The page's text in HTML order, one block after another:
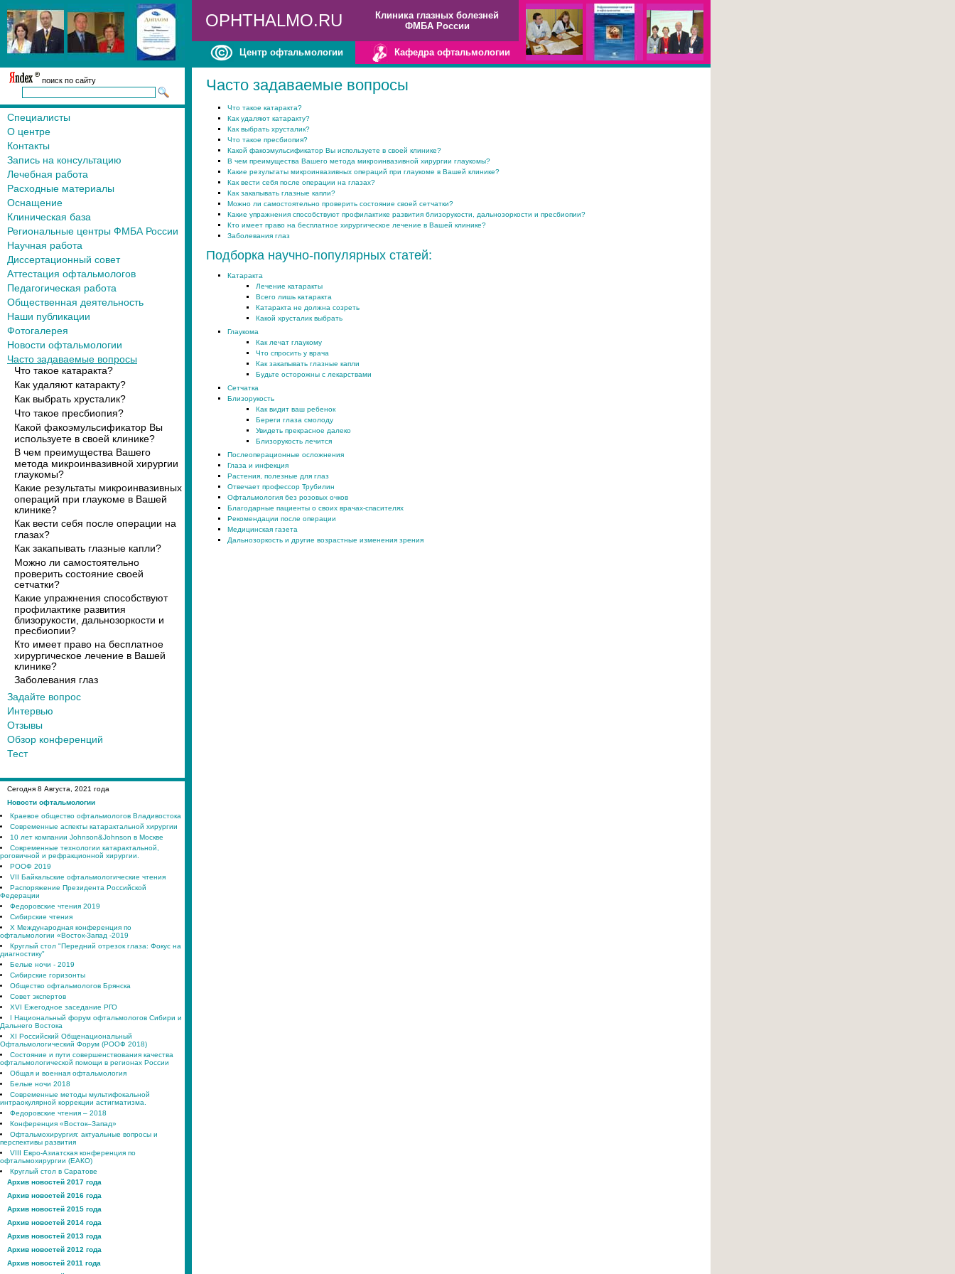
OPHTHALMO.RU
Клиника глазных болезней
ФМБА России
Центр офтальмологии Кафедра офтальмологии
поиск по сайту
Специалисты
О центре
Контакты
Запись на консультацию
Лечебная работа
Расходные материалы
Оснащение
Клиническая база
Региональные центры ФМБА России
Научная работа
Диссертационный совет
Аттестация офтальмологов
Педагогическая работа
Общественная деятельность
Наши публикации
Фотогалерея
Новости офтальмологии
Часто задаваемые вопросы
Что такое катаракта?
Как удаляют катаракту?
Как выбрать хрусталик?
Что такое пресбиопия?
Какой факоэмульсификатор Вы
используете в своей клинике?
В чем преимущества Вашего
метода микроинвазивной хирургии
глаукомы?
Какие результаты микроинвазивных
операций при глаукоме в Вашей
клинике?
Как вести себя после операции на
глазах?
Как закапывать глазные капли?
Можно ли самостоятельно
проверить состояние своей
сетчатки?
Какие упражнения способствуют
профилактике развития
близорукости, дальнозоркости и
пресбиопии?
Кто имеет право на бесплатное
хирургическое лечение в Вашей
клинике?
Заболевания глаз
Задайте вопрос
Интервью
Отзывы
Обзор конференций
Тест
Сегодня 8 Августа, 2021 года
Новости офтальмологии
Краевое общество офтальмологов Владивостока
Современные аспекты катарактальной хирургии
10 лет компании Johnson&Johnson в Москве
Современные технологии катарактальной,
роговичной и рефракционной хирургии.
РООФ 2019
VII Байкальские офтальмологические чтения
Распоряжение Президента Российской
Федерации
Федоровские чтения 2019
Сибирские чтения
X Международная конференция по
офтальмологии «Восток-Запад -2019
Круглый стол "Передний отрезок глаза: Фокус на
диагностику"
Белые ночи - 2019
Сибирские горизонты
Общество офтальмологов Брянска
Совет экспертов
XVI Ежегодное заседание РГО
I Национальный форум офтальмологов Сибири и
Дальнего Востока
XI Российский Общенациональный
Офтальмологический Форум (РООФ 2018)
Состояние и пути совершенствования качества
офтальмологической помощи в регионах России
Общая и военная офтальмология
Белые ночи 2018
Современные методы мультифокальной
интраокулярной коррекции астигматизма.
Федоровские чтения – 2018
Конференция «Восток–Запад»
Офтальмохирургия: актуальные вопросы и
перспективы развития
VIII Евро-Азиатская конференция по
офтальмохирургии (ЕАКО)
Круглый стол в Саратове
Архив новостей 2017 года
Архив новостей 2016 года
Архив новостей 2015 года
Архив новостей 2014 года
Архив новостей 2013 года
Архив новостей 2012 года
Архив новостей 2011 года
Часто задаваемые вопросы
Что такое катаракта?
Как удаляют катаракту?
Как выбрать хрусталик?
Что такое пресбиопия?
Какой факоэмульсификатор Вы используете в своей клинике?
В чем преимущества Вашего метода микроинвазивной хирургии глаукомы?
Какие результаты микроинвазивных операций при глаукоме в Вашей клинике?
Как вести себя после операции на глазах?
Как закапывать глазные капли?
Можно ли самостоятельно проверить состояние своей сетчатки?
Какие упражнения способствуют профилактике развития близорукости, дальнозоркости и пресбиопии?
Кто имеет право на бесплатное хирургическое лечение в Вашей клинике?
Заболевания глаз
Подборка научно-популярных статей:
Катаракта
Лечение катаракты
Всего лишь катаракта
Катаракта не должна созреть
Какой хрусталик выбрать
Глаукома
Как лечат глаукому
Что спросить у врача
Как закапывать глазные капли
Будьте осторожны с лекарствами
Сетчатка
Близорукость
Как видит ваш ребенок
Береги глаза смолоду
Увидеть прекрасное далеко
Близорукость лечится
Послеоперационные осложнения
Глаза и инфекция
Растения, полезные для глаз
Отвечает профессор Трубилин
Офтальмология без розовых очков
Благодарные пациенты о своих врачах-спасителях
Рекомендации после операции
Медицинская газета
Дальнозоркость и другие возрастные изменения зрения